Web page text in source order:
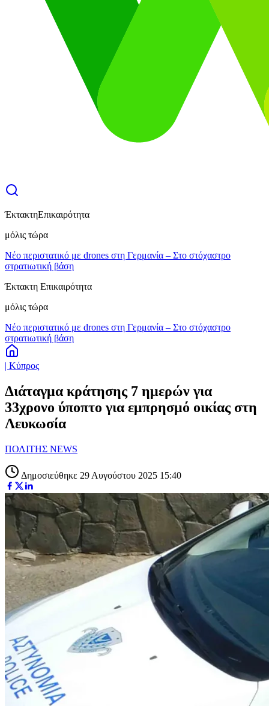
ΈκτακτηΕπικαιρότητα
μόλις τώρα
Νέο περιστατικό με drones στη Γερμανία – Στο στόχαστρο
στρατιωτική βάση
Έκτακτη Επικαιρότητα
μόλις τώρα
Νέο περιστατικό με drones στη Γερμανία – Στο στόχαστρο
στρατιωτική βάση
| Κύπρος
Διάταγμα κράτησης 7 ημερών για
33χρονο ύποπτο για εμπρησμό οικίας στη
Λευκωσία
ΠΟΛΙΤΗΣ NEWS
Δημοσιεύθηκε 29 Αυγούστου 2025 15:40